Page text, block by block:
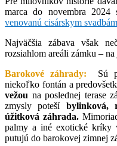
marca do novembra
venovanú cisárskym svadbám
Najväčšia zábava však
rozsiahlom areáli zámku –
Barokové záhrady: Sú
niekoľko fontán a
vežou na poslednej terase
zmysly poteší bylinková,
úžitková záhrada.
palmy a iné exotické kríky
putujú do barokovej zimnej